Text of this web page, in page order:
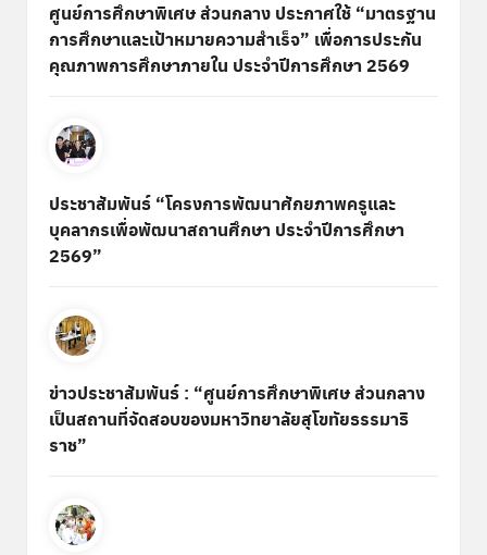
ศูนย์การศึกษาพิเศษ ส่วนกลาง ประกาศใช้ “มาตรฐาน
การศึกษาและเป้าหมายความสำเร็จ” เพื่อการประกัน
คุณภาพการศึกษาภายใน ประจำปีการศึกษา 2569
ประชาสัมพันธ์ “โครงการพัฒนาศักยภาพครูและ
บุคลากรเพื่อพัฒนาสถานศึกษา ประจำปีการศึกษา
2569”
ข่าวประชาสัมพันธ์ : “ศูนย์การศึกษาพิเศษ ส่วนกลาง
เป็นสถานที่จัดสอบของมหาวิทยาลัยสุโขทัยธรรมาธิ
ราช”